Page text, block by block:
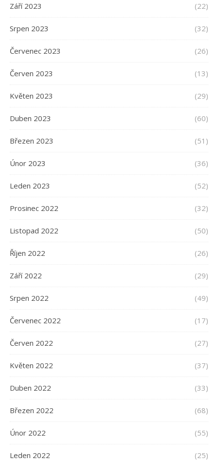
Září 2023 (22)
Srpen 2023 (32)
Červenec 2023 (26)
Červen 2023 (13)
Květen 2023 (29)
Duben 2023 (60)
Březen 2023 (51)
Únor 2023 (36)
Leden 2023 (52)
Prosinec 2022 (32)
Listopad 2022 (50)
Říjen 2022 (26)
Září 2022 (29)
Srpen 2022 (49)
Červenec 2022 (17)
Červen 2022 (27)
Květen 2022 (37)
Duben 2022 (33)
Březen 2022 (68)
Únor 2022 (55)
Leden 2022 (25)